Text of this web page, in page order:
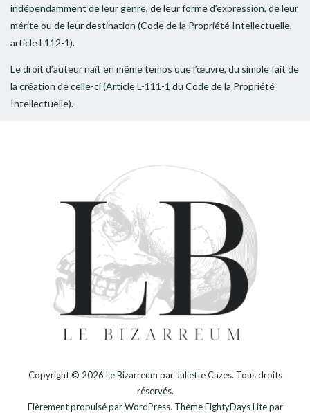
indépendamment de leur genre, de leur forme d’expression, de leur
mérite ou de leur destination (Code de la Propriété Intellectuelle,
article L112-1).
Le droit d’auteur naît en même temps que l’œuvre, du simple fait de
la création de celle-ci (Article L-111-1 du Code de la Propriété
Intellectuelle).
Copyright © 2026 Le Bizarreum par Juliette Cazes. Tous droits
réservés.
Fièrement propulsé parWordPress. ThèmeEightyDays Litepar